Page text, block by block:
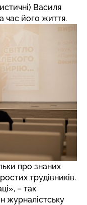
Василя
час його життя.
про знаних
трудівників.
– так
журналістську